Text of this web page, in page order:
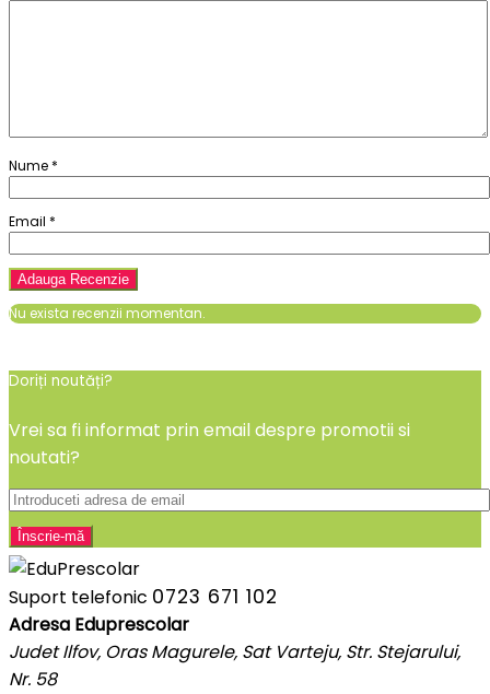
Nume *
Email *
Nu exista recenzii momentan.
Doriți noutăți?
Vrei sa fi informat prin email despre promotii si
noutati?
Suport telefonic 0723 671 102
Adresa Eduprescolar
Judet Ilfov, Oras Magurele, Sat Varteju, Str. Stejarului,
Nr. 58